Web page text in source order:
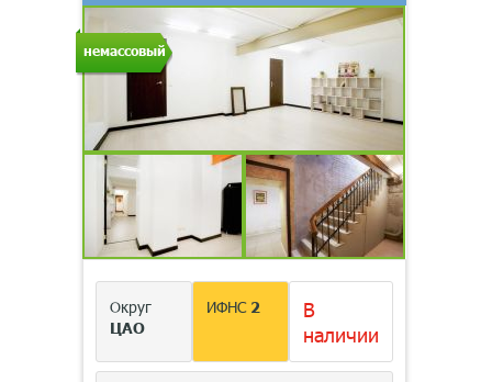
немассовый
Округ
ЦАО
ИФНС 2
В
наличии